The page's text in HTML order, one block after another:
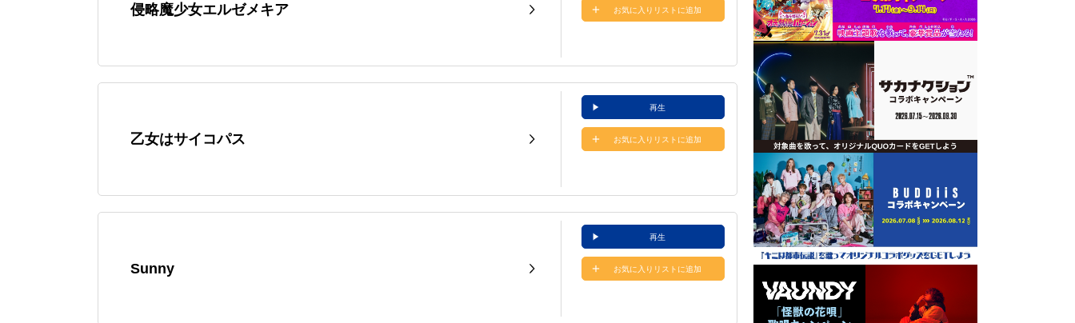
侵略魔少女エルゼメキア お気に入りリストに追加
乙女はサイコパス
再生
お気に入りリストに追加
Sunny
再生
お気に入りリストに追加